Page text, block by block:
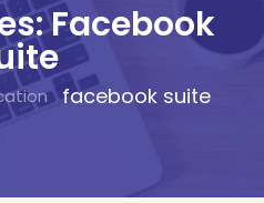
Facebook
facebook suite